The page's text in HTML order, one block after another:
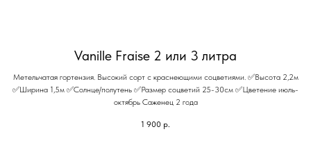
Vanille Fraise 2 или 3 литра
Метельчатая гортензия. Высокий сорт с краснеющими соцветиями. ✅Высота 2,2м
✅Ширина 1,5м ✅Солнце/полутень ✅Размер соцветий 25-30см ✅Цветение июль-
октябрь Саженец 2 года
1 900 р.